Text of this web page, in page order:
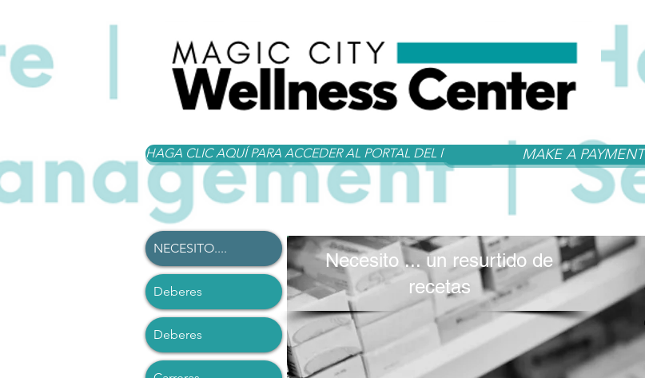
HAGA CLIC AQUÍ PARA ACCEDER AL PORTAL DEL PACIENTE MAKE A PAYMENT
NECESITO....
Deberes
Deberes
Necesito ... un resurtido de
recetas